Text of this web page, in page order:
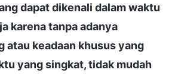
dapat dikenali dalam waktu
karena tanpa adanya
atau keadaan khusus yang
yang singkat, tidak mudah